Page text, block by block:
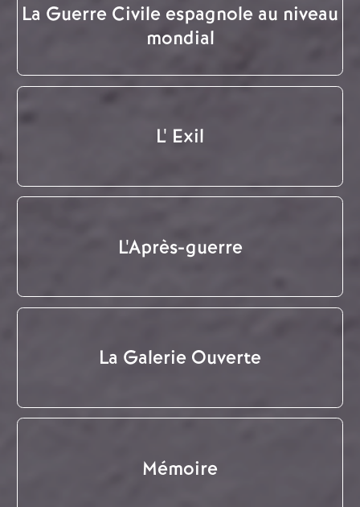
La Guerre Civile espagnole au niveau
mondial
L' Exil
L'Après-guerre
La Galerie Ouverte
Mémoire